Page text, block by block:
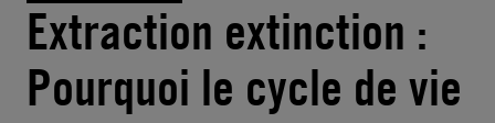
Extraction extinction :
Pourquoi le cycle de vie